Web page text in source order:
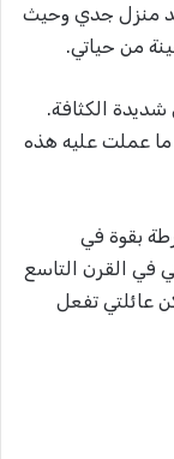
منزل جدي وحيث
من حياتي.
الكثافة.
عملت عليه هذه
بقوة في
في القرن التاسع
عائلتي تفعل